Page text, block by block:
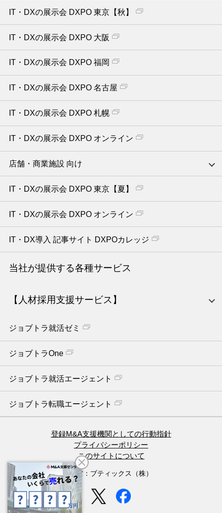
IT・DXの展示会 DXPO 東京【秋】
IT・DXの展示会 DXPO 大阪
IT・DXの展示会 DXPO 福岡
IT・DXの展示会 DXPO 名古屋
IT・DXの展示会 DXPO 札幌
IT・DXの展示会 DXPO オンライン
店舗・商業施設 向け
IT・DXの展示会 DXPO 東京【夏】
IT・DXの展示会 DXPO オンライン
IT・DX導入 記事サイト DXPOカレッジ
当社が提供する各種サービス
【人材採用支援サービス】
ジョブトラ就活ゼミ
ジョブトラOne
ジョブトラ就活エージェント
ジョブトラ転職エージェント
登録M&A支援機関としての行動指針
プライバシーポリシー
このサイトについて
運営：ブティックス（株）